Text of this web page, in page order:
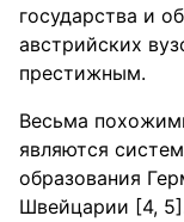
государства и
австрийских
престижным.
Весьма
являются
образования
Швейцарии [4,